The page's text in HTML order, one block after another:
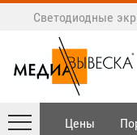
Светодиодные
Цены